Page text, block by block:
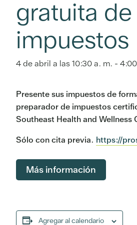
gratuita de
impuestos
4 de abril a las 10:30 a. m. -
Presente sus impuestos de
preparador de impuestos
Southeast Health and Wellness
Sólo con cita previa. https://
Más información
Agregar al calendario